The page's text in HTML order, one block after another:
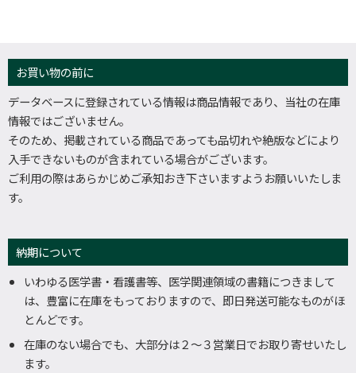
お買い物の前に
データベースに登録されている情報は商品情報であり、当社の在庫
情報ではございません。
そのため、掲載されている商品であっても品切れや絶版などにより
入手できないものが含まれている場合がございます。
ご利用の際はあらかじめご承知おき下さいますようお願いいたしま
す。
納期について
いわゆる医学書・看護書等、医学関連領域の書籍につきまして
は、豊富に在庫をもっておりますので、即日発送可能なものがほ
とんどです。
在庫のない場合でも、大部分は２～３営業日でお取り寄せいたし
ます。